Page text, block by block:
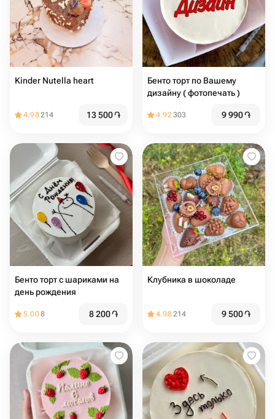
Kinder Nutella heart
4.98214 13 500֏
Бенто торт по Вашему
дизайну ( фотопечать )
4.92303 9 990֏
Бенто торт с шариками на
день рождения
5.008 8 200֏
Клубника в шоколаде
4.98214 9 500֏